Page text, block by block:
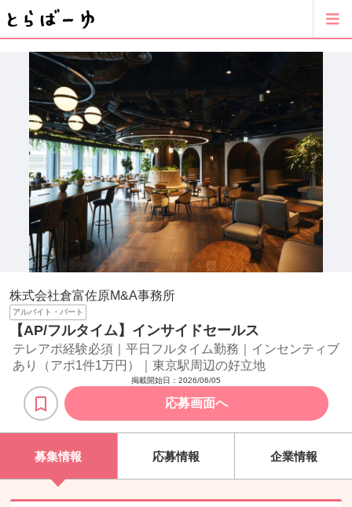
株式会社倉富佐原M&A事務所
アルバイト・パート
【AP/フルタイム】インサイドセールス
テレアポ経験必須｜平日フルタイム勤務｜インセンティブ
あり（アポ1件1万円）｜東京駅周辺の好立地
掲載開始日： 2026/06/05
応募画面へ
募集情報 応募情報 企業情報